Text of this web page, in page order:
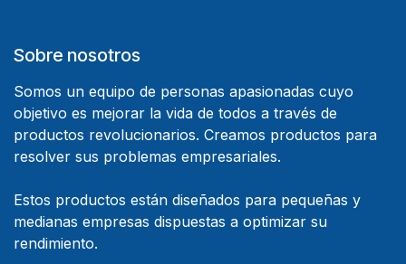
Sobre nosotros
Somos un equipo de personas apasionadas cuyo
objetivo es mejorar la vida de todos a través de
productos revolucionarios. Creamos productos para
resolver sus problemas empresariales.
Estos productos están diseñados para pequeñas y
medianas empresas dispuestas a optimizar su
rendimiento.